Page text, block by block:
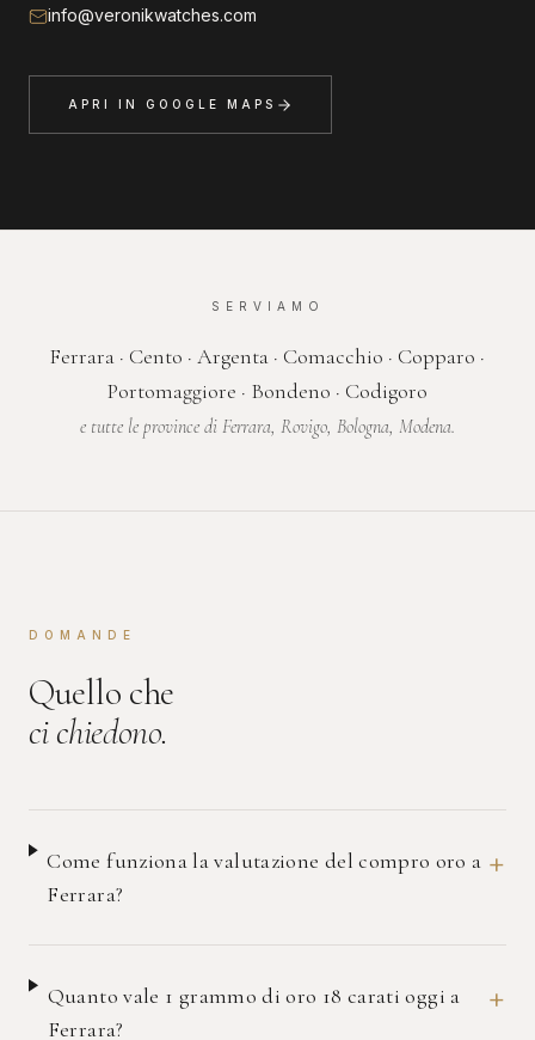
info@veronikwatches.com
APRI IN GOOGLE MAPS
SERVIAMO
Ferrara · Cento · Argenta · Comacchio · Copparo ·
Portomaggiore · Bondeno · Codigoro
e tutte le province di Ferrara, Rovigo, Bologna, Modena.
DOMANDE
Quello che
ci chiedono.
Come funziona la valutazione del compro oro a
Ferrara?
+
Quanto vale 1 grammo di oro 18 carati oggi a
Ferrara?
+